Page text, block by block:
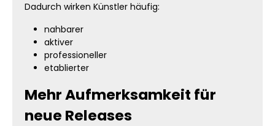
Dadurch wirken Künstler häufig:
nahbarer
aktiver
professioneller
etablierter
Mehr Aufmerksamkeit für
neue Releases